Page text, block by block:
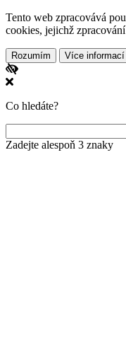
Tento web zpracovává
cookies, jejichž
Rozumím Více informací
Co hledáte?
Zadejte alespoň 3 znaky